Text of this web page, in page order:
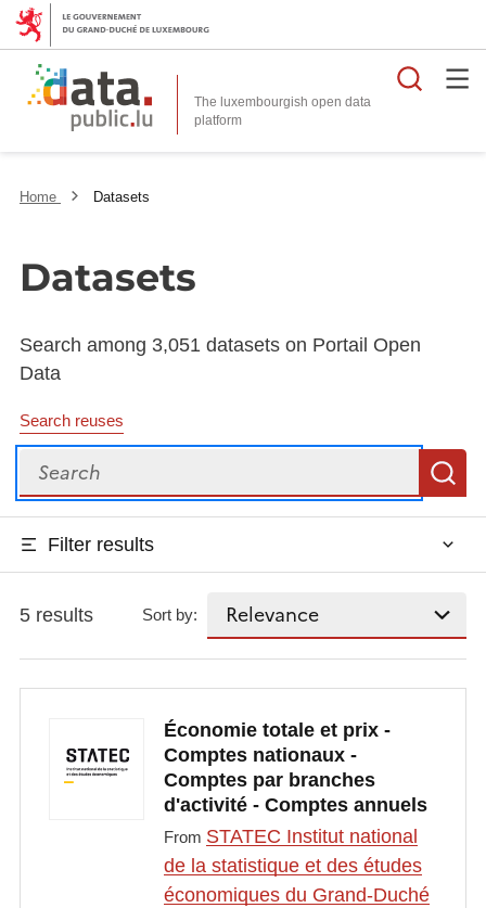
The luxembourgish open data
platform
Home Datasets
Datasets
Search among 3,051 datasets on Portail Open
Data
Search reuses
Search
Filter results
5 results Sort by:
Économie totale et prix -
Comptes nationaux -
Comptes par branches
d'activité - Comptes annuels
From STATEC Institut national
de la statistique et des études
économiques du Grand-Duché